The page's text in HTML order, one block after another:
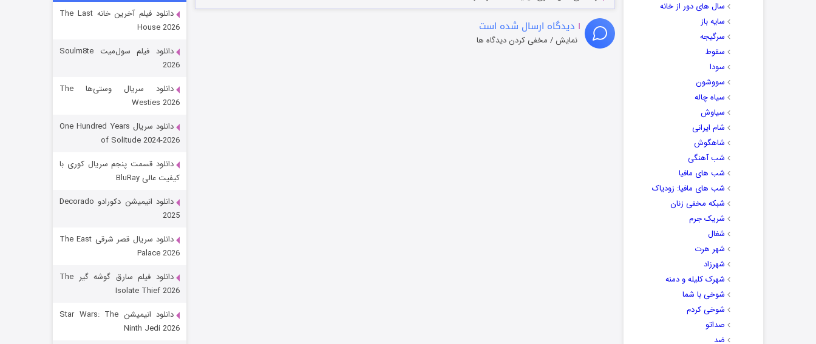
سال های دور از خانه
سایه باز
سرگیجه
سقوط
سودا
سووشون
سیاه چاله
سیاوش
شام ایرانی
شاهگوش
شب آهنگی
شب های مافیا
شب های مافیا: زودیاک
شبکه مخفی زنان
شریک جرم
شغال
شهر هرت
شهرزاد
شهرک کلیله و دمنه
شوخی با شما
شوخی کردم
صداتو
ضد
۱ دیدگاه ارسال شده است
نمایش / مخفی کردن دیدگاه ها
قسمت
رویایی برای تو
قسمت
دانلود فیلم آخرین خانه The Last
House 2026
دانلود فیلم سول‌میت Soulm8te
2026
دانلود سریال وستی‌ها The
Westies 2026
دانلود سریال One Hundred Years
of Solitude 2024-2026
دانلود قسمت پنجم سریال کوری با
کیفیت عالی BluRay
دانلود انیمیشن دکورادو Decorado
2025
دانلود سریال قصر شرقی The East
Palace 2026
دانلود فیلم سارق گوشه گیر The
Isolate Thief 2026
دانلود انیمیشن Star Wars: The
Ninth Jedi 2026